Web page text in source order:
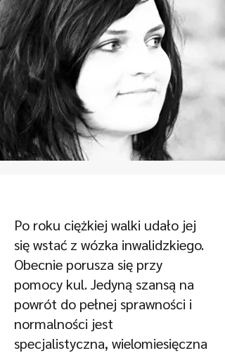
Po roku ciężkiej walki udało jej
się wstać z wózka inwalidzkiego.
Obecnie porusza się przy
pomocy kul. Jedyną szansą na
powrót do pełnej sprawności i
normalności jest
specjalistyczna, wielomiesięczna